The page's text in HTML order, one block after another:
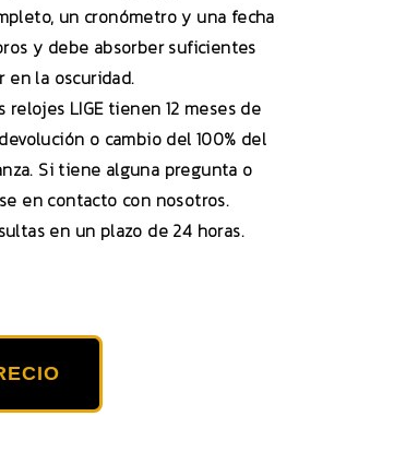
un cronómetro y una fecha
y debe absorber suficientes
en la oscuridad.
LIGE tienen 12 meses de
o cambio del 100% del
Si tiene alguna pregunta o
en contacto con nosotros.
en un plazo de 24 horas.